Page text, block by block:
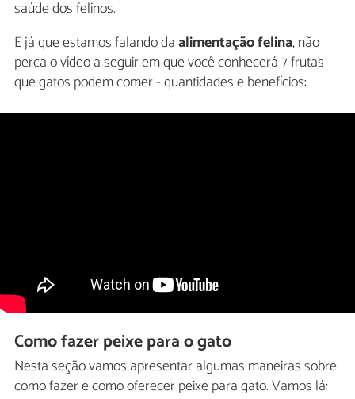
saúde dos felinos.
E já que estamos falando daalimentação felina, não
perca o vídeo a seguir em que você conhecerá 7 frutas
que gatos podem comer - quantidades e benefícios:
Como fazer peixe para o gato
Nesta seção vamos apresentar algumas maneiras sobre
como fazer e como oferecer peixe para gato. Vamos lá: